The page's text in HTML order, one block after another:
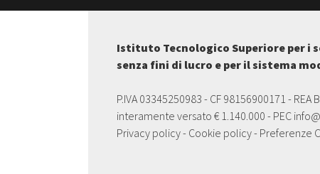
Istituto Tecnologico Superiore per i
senza fini di lucro e per il sistema
P.IVA 03345250983 - CF 98156900171 -
interamente versato € 1.140.000 - PEC
Privacy policy- Cookie policy- Preferenze